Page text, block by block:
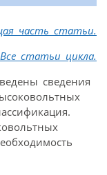
часть статьи.
Все статьи цикла.
сведения